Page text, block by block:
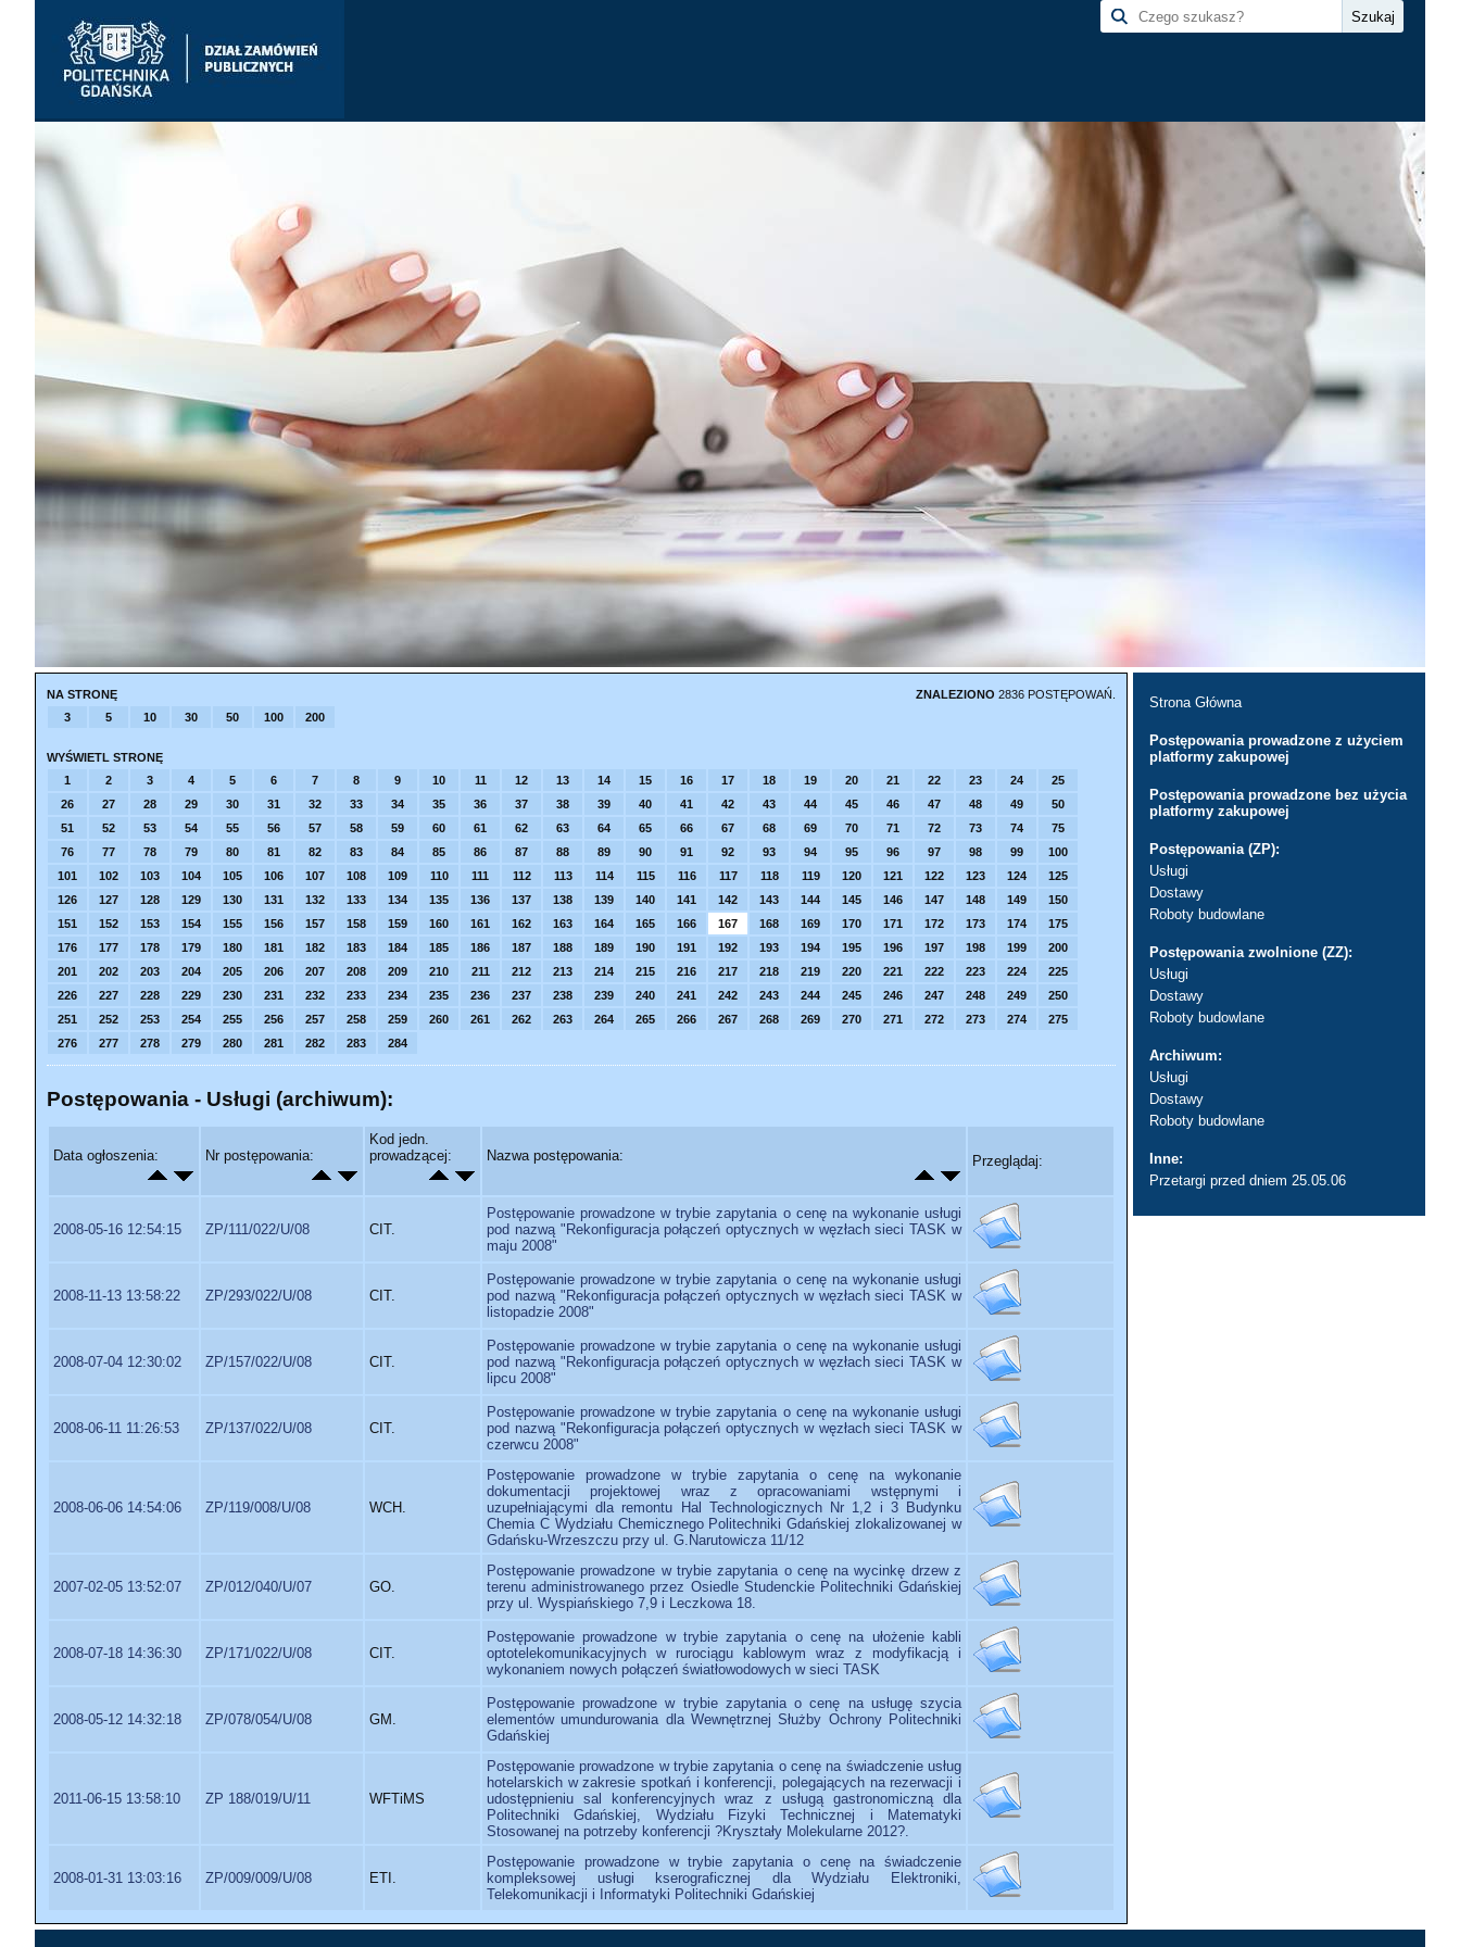
ZNALEZIONO 2836 POSTĘPOWAŃ.
NA STRONĘ
3
5 10 30 50 100 200
WYŚWIETL STRONĘ
1
2 3 4 5 6 7 8 9 10 11 12 13 14 15 16 17 18 19 20 21 22 23 24
25
26
27 28 29 30 31 32 33 34 35 36 37 38 39 40 41 42 43 44 45 46 47 48 49
50
51
52 53 54 55 56 57 58 59 60 61 62 63 64 65 66 67 68 69 70 71 72 73 74
75
76
77 78 79 80 81 82 83 84 85 86 87 88 89 90 91 92 93 94 95 96 97 98 99
100
101
102 103 104 105 106 107 108 109 110 111 112 113 114 115 116 117 118 119 120 121 122 123 124
125
126
127 128 129 130 131 132 133 134 135 136 137 138 139 140 141 142 143 144 145 146 147 148 149
150
151
152 153 154 155 156 157 158 159 160 161 162 163 164 165 166 167 168 169 170 171 172 173 174
175
176
177 178 179 180 181 182 183 184 185 186 187 188 189 190 191 192 193 194 195 196 197 198 199
200
201
202 203 204 205 206 207 208 209 210 211 212 213 214 215 216 217 218 219 220 221 222 223 224
225
226
227 228 229 230 231 232 233 234 235 236 237 238 239 240 241 242 243 244 245 246 247 248 249
250
251
252 253 254 255 256 257 258 259 260 261 262 263 264 265 266 267 268 269 270 271 272 273 274
275
276
277 278 279 280 281 282 283 284
Postępowania - Usługi (archiwum):
Data ogłoszenia: Nr postępowania:
Kod jedn.
prowadzącej:
Nazwa postępowania: Przeglądaj:
2008-05-16 12:54:15 ZP/111/022/U/08 CIT.
Postępowanie prowadzone w trybie zapytania o cenę na wykonanie usługi
pod nazwą "Rekonfiguracja połączeń optycznych w węzłach sieci TASK w
maju 2008"
2008-11-13 13:58:22 ZP/293/022/U/08 CIT.
Postępowanie prowadzone w trybie zapytania o cenę na wykonanie usługi
pod nazwą "Rekonfiguracja połączeń optycznych w węzłach sieci TASK w
listopadzie 2008"
2008-07-04 12:30:02 ZP/157/022/U/08 CIT.
Postępowanie prowadzone w trybie zapytania o cenę na wykonanie usługi
pod nazwą "Rekonfiguracja połączeń optycznych w węzłach sieci TASK w
lipcu 2008"
2008-06-11 11:26:53 ZP/137/022/U/08 CIT.
Postępowanie prowadzone w trybie zapytania o cenę na wykonanie usługi
pod nazwą "Rekonfiguracja połączeń optycznych w węzłach sieci TASK w
czerwcu 2008"
2008-06-06 14:54:06 ZP/119/008/U/08 WCH.
Postępowanie prowadzone w trybie zapytania o cenę na wykonanie
dokumentacji projektowej wraz z opracowaniami wstępnymi i
uzupełniającymi dla remontu Hal Technologicznych Nr 1,2 i 3 Budynku
Chemia C Wydziału Chemicznego Politechniki Gdańskiej zlokalizowanej w
Gdańsku-Wrzeszczu przy ul. G.Narutowicza 11/12
2007-02-05 13:52:07 ZP/012/040/U/07 GO.
Postępowanie prowadzone w trybie zapytania o cenę na wycinkę drzew z
terenu administrowanego przez Osiedle Studenckie Politechniki Gdańskiej
przy ul. Wyspiańskiego 7,9 i Leczkowa 18.
2008-07-18 14:36:30 ZP/171/022/U/08 CIT.
Postępowanie prowadzone w trybie zapytania o cenę na ułożenie kabli
optotelekomunikacyjnych w rurociągu kablowym wraz z modyfikacją i
wykonaniem nowych połączeń światłowodowych w sieci TASK
2008-05-12 14:32:18 ZP/078/054/U/08 GM.
Postępowanie prowadzone w trybie zapytania o cenę na usługę szycia
elementów umundurowania dla Wewnętrznej Służby Ochrony Politechniki
Gdańskiej
2011-06-15 13:58:10 ZP 188/019/U/11 WFTiMS
Postępowanie prowadzone w trybie zapytania o cenę na świadczenie usług
hotelarskich w zakresie spotkań i konferencji, polegających na rezerwacji i
udostępnieniu sal konferencyjnych wraz z usługą gastronomiczną dla
Politechniki Gdańskiej, Wydziału Fizyki Technicznej i Matematyki
Stosowanej na potrzeby konferencji ?Kryształy Molekularne 2012?.
2008-01-31 13:03:16 ZP/009/009/U/08 ETI.
Postępowanie prowadzone w trybie zapytania o cenę na świadczenie
kompleksowej usługi kserograficznej dla Wydziału Elektroniki,
Telekomunikacji i Informatyki Politechniki Gdańskiej
Strona Główna
Postępowania prowadzone z użyciem
platformy zakupowej
Postępowania prowadzone bez użycia
platformy zakupowej
Postępowania (ZP):
Usługi
Dostawy
Roboty budowlane
Postępowania zwolnione (ZZ):
Usługi
Dostawy
Roboty budowlane
Archiwum:
Usługi
Dostawy
Roboty budowlane
Inne:
Przetargi przed dniem 25.05.06